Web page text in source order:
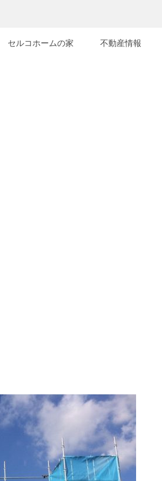
セルコホームの家 不動産情報